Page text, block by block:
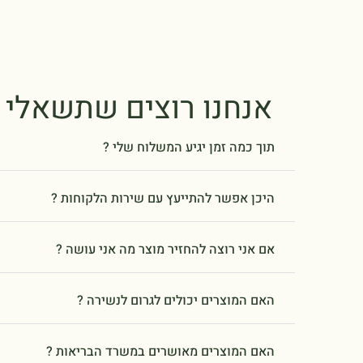
אנחנו רוצים
תוך כמה זמן יגיע המשלוח שלי ?
היכן אפשר להתייעץ עם שירות הלקוחות ?
אם אני רוצה להחזיר מוצר מה אני עושה ?
האם המוצרים יכולים לגרום לנשירה ?
האם המוצרים מאושרים במשרד הבריאות ?